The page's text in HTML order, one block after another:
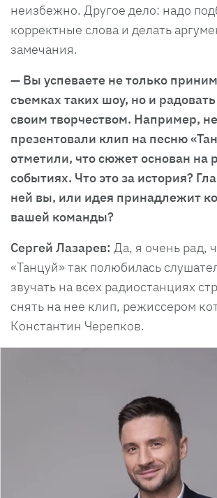
неизбежно. Другое дело: надо
корректные слова и делать
замечания.
— Вы успеваете не только
съемках таких шоу, но и
своим творчеством. Например,
презентовали клип на песню
отметили, что сюжет основан на
событиях. Что это за история?
ней вы, или идея принадлежит
вашей команды?
Сергей Лазарев: Да, я очень рад,
«Танцуй» так полюбилась
звучать на всех радиостанциях
снять на нее клип, режиссером
Константин Черепков.